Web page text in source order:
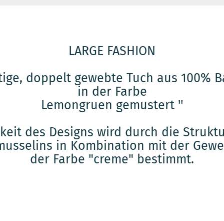
LARGE FASHION
doppelt gewebte Tuch aus 100%
in der Farbe
Lemongruen gemustert ''
des Designs wird durch die
in Kombination mit der
der Farbe "creme" bestimmt.